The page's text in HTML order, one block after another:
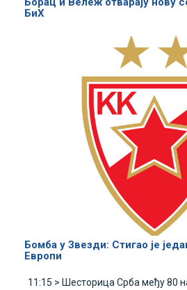
БиХ
Бомба у Звезди: Стигао је
Европи
11:15 > Шесторица Срба међу 80